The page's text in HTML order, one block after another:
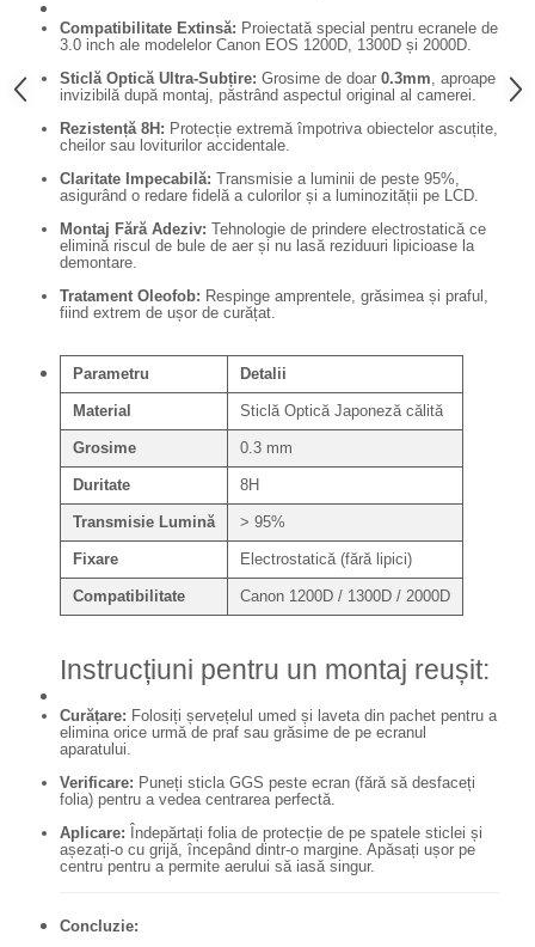
Incarcatoare acumulatori Foto-
Video
Huse protectie acumulatori foto
Tablete grafice
Adaptoare pentru convertoare sau
Alimentatoare 220V
Cabluri
Carcase de tip Cage, pentru
integrare in sisteme video
complexe
Huse de ploaie
Microfoane / Reportofoane
Nivela patina
Transmitator de fisiere fara fir
Accesorii diverse
Genti foto
Genti Holster TopLoader
Genti, Troller Video
Rucsacuri Foto
Only One Shoulder - SlingShot
Tocuri si huse protectie aparate
Curele Aparat - Umar
Compatibilitate Extinsă: Proiectată special pentru ecranele de
3.0 inch ale modelelor Canon EOS 1200D, 1300D și 2000D.
Sticlă Optică Ultra-Subțire: Grosime de doar 0.3mm, aproape
invizibilă după montaj, păstrând aspectul original al camerei.
Rezistență 8H: Protecție extremă împotriva obiectelor ascuțite,
cheilor sau loviturilor accidentale.
Claritate Impecabilă: Transmisie a luminii de peste 95%,
asigurând o redare fidelă a culorilor și a luminozității pe LCD.
Montaj Fără Adeziv: Tehnologie de prindere electrostatică ce
elimină riscul de bule de aer și nu lasă reziduuri lipicioase la
demontare.
Tratament Oleofob: Respinge amprentele, grăsimea și praful,
fiind extrem de ușor de curățat.
Parametru Detalii
Material Sticlă Optică Japoneză călită
Grosime 0.3 mm
Duritate 8H
Transmisie Lumină > 95%
Fixare Electrostatică (fără lipici)
Compatibilitate Canon 1200D / 1300D / 2000D
Instrucțiuni pentru un montaj reușit:
Curățare: Folosiți șervețelul umed și laveta din pachet pentru a
elimina orice urmă de praf sau grăsime de pe ecranul
aparatului.
Verificare: Puneți sticla GGS peste ecran (fără să desfaceți
folia) pentru a vedea centrarea perfectă.
Aplicare: Îndepărtați folia de protecție de pe spatele sticlei și
așezați-o cu grijă, începând dintr-o margine. Apăsați ușor pe
centru pentru a permite aerului să iasă singur.
Concluzie: